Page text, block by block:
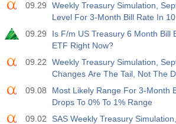
19:30
commerciales
Fcst
19:30
USD
CFTC Nasdaq 100 Positions nettes
Fcst
09.29
Weekly Treasury Simulation,
Level For 3-Month Bill Rate In
09.29
Is F/m US Treasury 6 Month Bill
ETF Right Now?
09.22
Weekly Treasury Simulation,
Changes Are The Tail, Not The
09.08
Most Likely Range For 3-Month
Drops To 0% To 1% Range
09.02
SAS Weekly Treasury